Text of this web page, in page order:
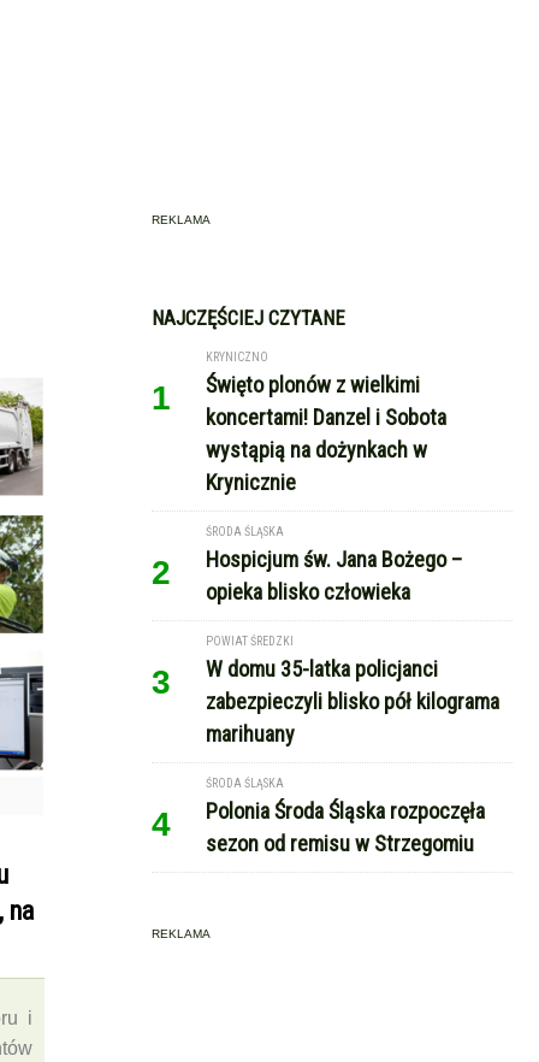
na
i
REKLAMA
NAJCZĘŚCIEJ CZYTANE
1
KRYNICZNO
Święto plonów z wielkimi
koncertami! Danzel i Sobota
wystąpią na dożynkach w
Krynicznie
2
ŚRODA ŚLĄSKA
Hospicjum św. Jana Bożego –
opieka blisko człowieka
3
POWIAT ŚREDZKI
W domu 35-latka policjanci
zabezpieczyli blisko pół kilograma
marihuany
4
ŚRODA ŚLĄSKA
Polonia Środa Śląska rozpoczęła
sezon od remisu w Strzegomiu
REKLAMA